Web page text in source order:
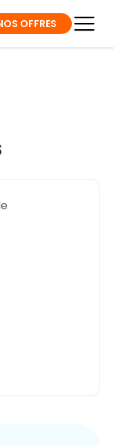
OFFRES